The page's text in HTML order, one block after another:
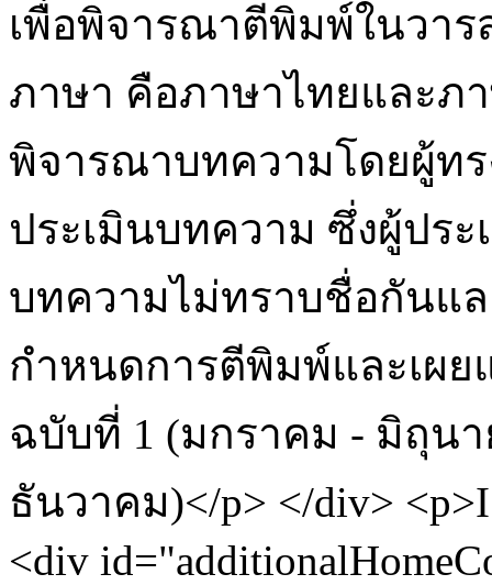
เพื่อพิจารณาตีพิมพ์ในวา
ภาษา คือภาษาไทยและภ
พิจารณาบทความโดยผู้ท
ประเมินบทความ ซึ่งผู้ปร
บทความไม่ทราบชื่อกันแล
กำหนดการตีพิมพ์และเผย
ฉบับที่ 1 (มกราคม - มิถุน
ธันวาคม)</p> </div>
<div